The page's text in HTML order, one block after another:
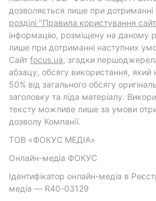
дозволяється лише при дотриманні
розділі "Правила користування
інформацію, розміщену на даному
лише при дотриманні наступних
Cайт focus.ua, згадки
абзацу, обсягу використання,
50% від загального обсягу
заголовку та ліда матеріалу.
тексту можливе лише за умови
дозволу Компанії.
ТОВ «ФОКУС МЕДІА»
Онлайн-медіа ФОКУС
Ідентифікатор онлайн-медіа в
медіа — R40-03129